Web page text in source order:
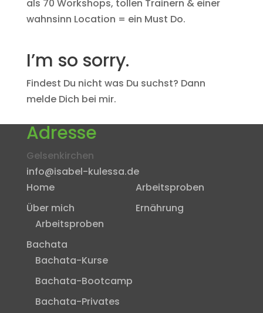
als 70 Workshops, tollen Trainern & einer
wahnsinn Location = ein Must Do.
I’m so sorry.
Findest Du nicht was Du suchst? Dann
melde Dich bei mir.
Adresse
Gelsenkirchen
info@isabel-kulessa.de
Home
Über mich
Arbeitsproben
Bachata
Bachata-Kurse
Bachata-Bootcamp
Bachata-Privates
Arbeitsproben
Ernährung